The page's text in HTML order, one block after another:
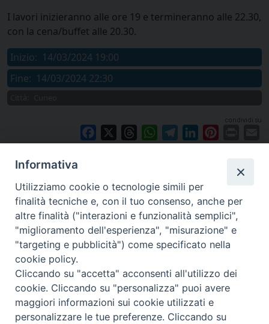
I lavori inizieranno alle ore 19 e termineranno alle 22.30,
con la cena/buffet alle 20.30.
Inizio: 14/03/2024 19:00
Fine: 14/03/2024 22:30
condividi su
Facebook ThreadsWhatsAppTelegramLinkedIn
via Amedeo Rossi, 28 - 12100 Cuneo
segreteriagenerale@diocesicuneofossano.it
Informativa
Utilizziamo cookie o tecnologie simili per
finalità tecniche e, con il tuo consenso, anche per
altre finalità ("interazioni e funzionalità semplici",
"miglioramento dell'esperienza", "misurazione" e
"targeting e pubblicità") come specificato nella
cookie policy.
Cliccando su "accetta" acconsenti all'utilizzo dei
cookie. Cliccando su "personalizza" puoi avere
maggiori informazioni sui cookie utilizzati e
personalizzare le tue preferenze. Cliccando su